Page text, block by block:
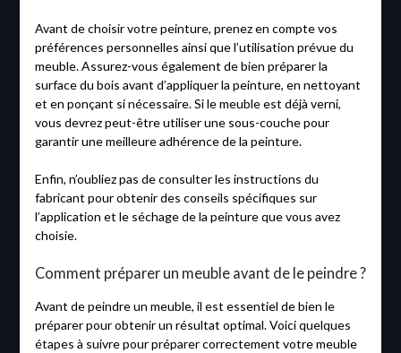
Avant de choisir votre peinture, prenez en compte vos
préférences personnelles ainsi que l’utilisation prévue du
meuble. Assurez-vous également de bien préparer la
surface du bois avant d’appliquer la peinture, en nettoyant
et en ponçant si nécessaire. Si le meuble est déjà verni,
vous devrez peut-être utiliser une sous-couche pour
garantir une meilleure adhérence de la peinture.
Enfin, n’oubliez pas de consulter les instructions du
fabricant pour obtenir des conseils spécifiques sur
l’application et le séchage de la peinture que vous avez
choisie.
Comment préparer un meuble avant de le peindre ?
Avant de peindre un meuble, il est essentiel de bien le
préparer pour obtenir un résultat optimal. Voici quelques
étapes à suivre pour préparer correctement votre meuble